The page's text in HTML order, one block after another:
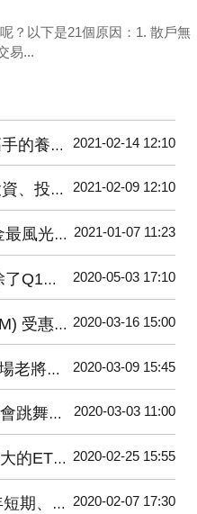
？以下是21個原因：1. 散戶無
易...
習 + 大空頭洗禮 2021-02-14 12:10
嚴守各自紀律 2021-02-09 12:10
翻身大賺逾160%！ 2021-01-07 11:23
意那些事？ 2020-05-03 17:10
報及2020展望 2020-03-16 15:00
青睞的No1？ 2020-03-09 15:45
Top15出爐！ 2020-03-03 11:00
N檔0050！ 2020-02-25 15:55
最受追捧 2020-02-07 17:30